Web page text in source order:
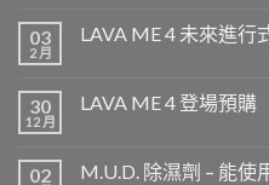
03
2 月
LAVA ME 4 未來進行
30
12 月
LAVA ME 4 登場預購
02 M.U.D. 除濕劑 – 能使